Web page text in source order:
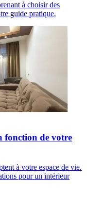
à choisir des
guide pratique.
fonction de votre
à votre espace de vie.
pour un intérieur